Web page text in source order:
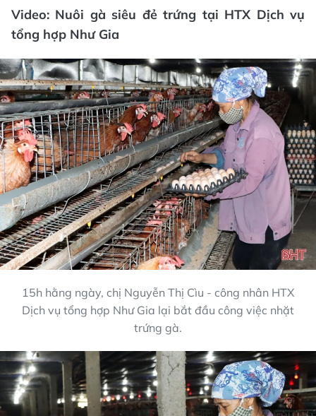
Video: Nuôi gà siêu đẻ trứng tại HTX Dịch vụ
tổng hợp Như Gia
15h hằng ngày, chị Nguyễn Thị Cìu - công nhân HTX
Dịch vụ tổng hợp Như Gia lại bắt đầu công việc nhặt
trứng gà.